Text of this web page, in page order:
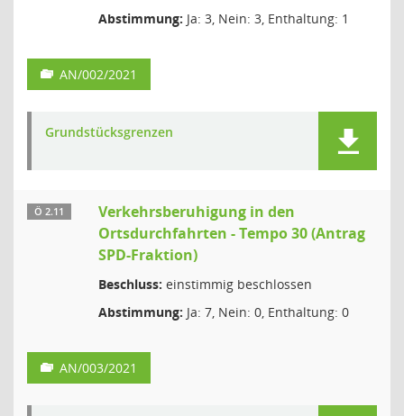
Abstimmung: Ja: 3, Nein: 3, Enthaltung: 1
AN/002/2021
Grundstücksgrenzen
Ö 2.11
Verkehrsberuhigung in den
Ortsdurchfahrten - Tempo 30 (Antrag
SPD-Fraktion)
Beschluss: einstimmig beschlossen
Abstimmung: Ja: 7, Nein: 0, Enthaltung: 0
AN/003/2021